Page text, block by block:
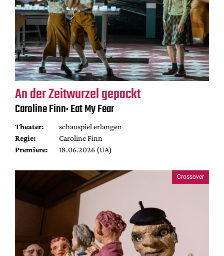
An der Zeitwurzel gepackt
Caroline Finn: Eat My Fear
Theater:
schauspiel erlangen
Regie:
Caroline Finn
Premiere:
18.06.2026 (UA)
Crossover